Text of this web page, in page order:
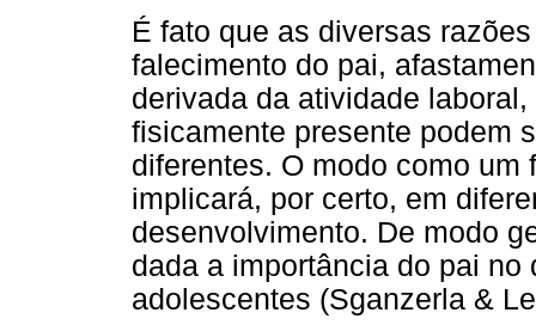
É fato que as diversas
falecimento do pai,
derivada da atividade
fisicamente presente podem
diferentes. O modo como
implicará, por certo, em
desenvolvimento. De modo
dada a importância do pai
adolescentes (Sganzerla &